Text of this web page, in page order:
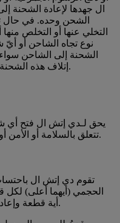
ال جهدها لإعادة الشحنة
الشحن وحده. في حال
التخلي عنها أو التخلص
نوع تجاه الشاحن أو
الشحنة إلى الشاحن
إتلاف هذه الشحنة، وكذلك أيّ شحنة من البضائع الخطرة.
يحق لـدي إتش ال فتح أي
تتعلق بالسلامة أو الأمن أو الجمارك أو لأيّة أسباب تنظيمية أخرى.
تقوم دي إتش ال
الحجمي (أيهما أعلى)
أية قطعة وإعادة قياسها لتأكيد\للتأكد من هذا الحساب.